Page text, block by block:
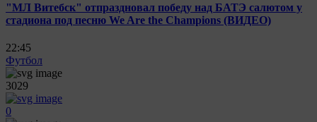
"МЛ Витебск" отпраздновал победу над БАТЭ салютом у
стадиона под песню We Are the Champions (ВИДЕО)
22:45
Футбол
3029
0